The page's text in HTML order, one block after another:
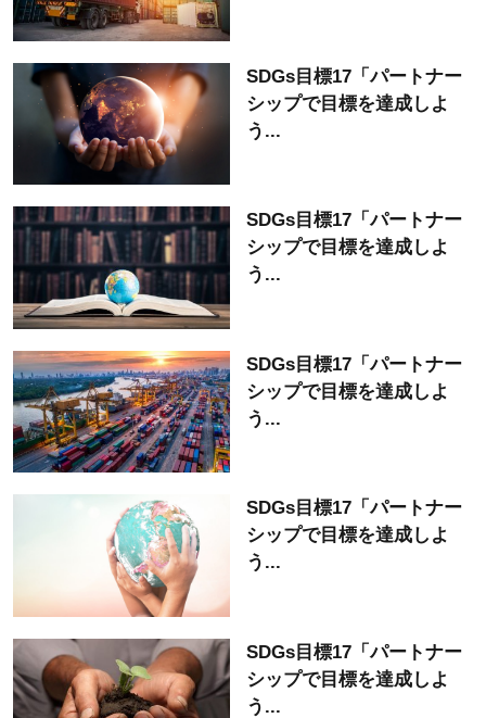
SDGs目標17「パートナー
シップで目標を達成しよ
う...
SDGs目標17「パートナー
シップで目標を達成しよ
う...
SDGs目標17「パートナー
シップで目標を達成しよ
う...
SDGs目標17「パートナー
シップで目標を達成しよ
う...
SDGs目標17「パートナー
シップで目標を達成しよ
う...